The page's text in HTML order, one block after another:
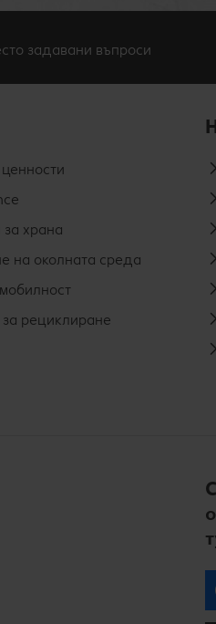
задавани въпроси
храна
на околната среда
рециклиране